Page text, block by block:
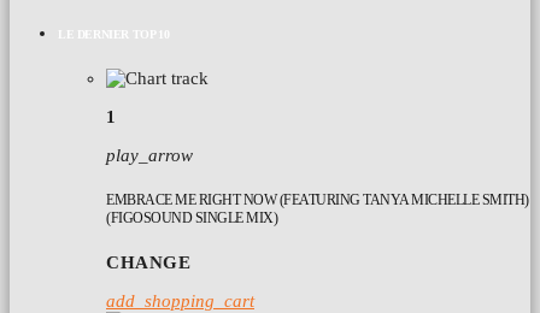
LE DERNIER TOP 10
1
play_arrow
EMBRACE ME RIGHT NOW (FEATURING TANYA MICHELLE SMITH)
(FIGOSOUND SINGLE MIX)
CHANGE
add_shopping_cart